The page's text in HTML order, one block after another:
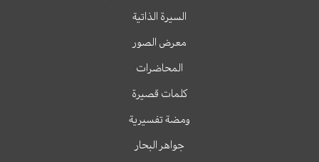
السيرة الذاتية
معرض الصور
المحاضرات
كلمات قصيرة
ومضة تفسيرية
جواهر البحار